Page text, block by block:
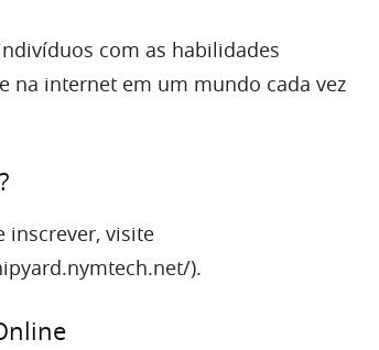
com as habilidades
na internet em um mundo cada vez
inscrever, visite
).